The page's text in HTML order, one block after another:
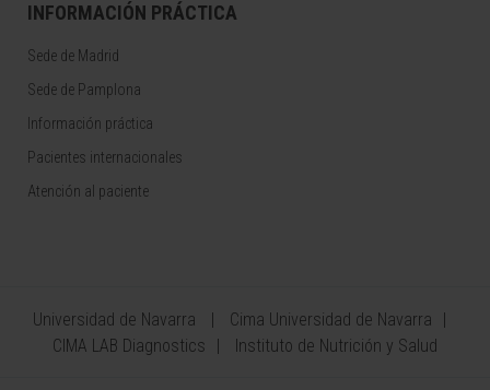
INFORMACIÓN PRÁCTICA
Sede de Madrid
Sede de Pamplona
Información práctica
Pacientes internacionales
Atención al paciente
Universidad de Navarra
Cima Universidad de Navarra
CIMA LAB Diagnostics
Instituto de Nutrición y Salud